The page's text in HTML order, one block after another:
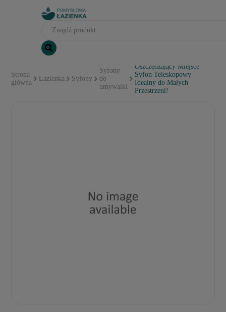
Strona
główna
Łazienka Syfony
Syfony
do
umywalki
Oszczędzający Miejsce
Syfon Teleskopowy -
Idealny do Małych
Przestrzeni!